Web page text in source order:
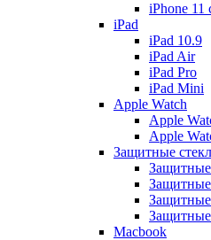
iPhone 11
iPad
iPad 10.9
iPad Air
iPad Pro
iPad Mini
Apple Watch
Apple
Apple
Защитные
Защитные
Защитные
Защитные
Macbook